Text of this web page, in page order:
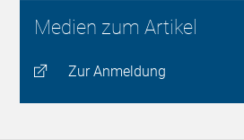
Medien zum Artikel
Zur Anmeldung